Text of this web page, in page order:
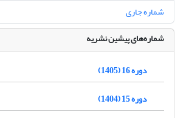
شماره جاری
شماره‌های پیشین نشریه
دوره 16 (1405)
دوره 15 (1404)